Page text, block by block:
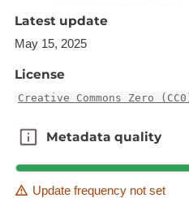
Evolution des
mode de jouissance
2021
Synchronisé
Latest update
May 15, 2025
License
Creative Commons Zero
Metadata quality
Metadata quality
Update frequency not set